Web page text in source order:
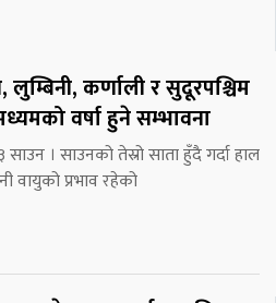
कर्णाली र सुदूरपश्चिम
वर्षा हुने सम्भावना
साउन । साउनको तेस्रो साता हुँदै गर्दा हाल
वायुको प्रभाव रहेको